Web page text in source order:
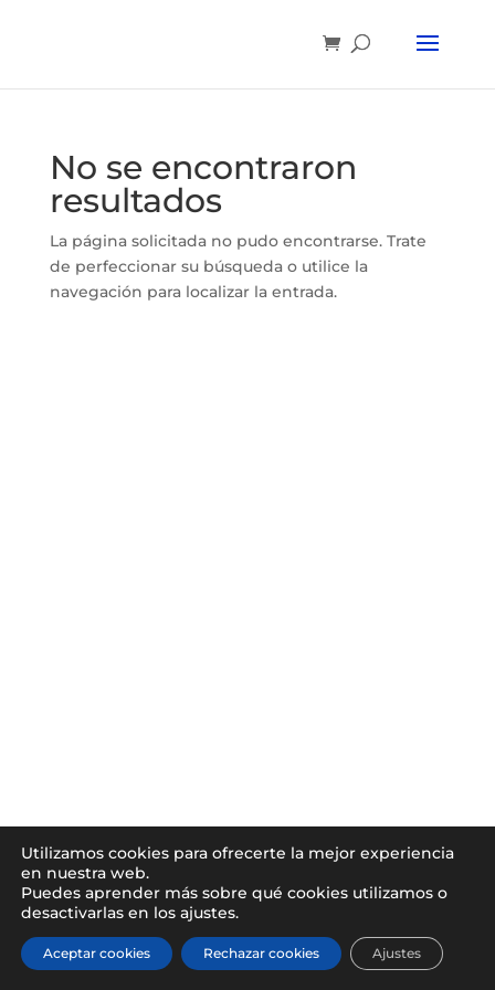
No se encontraron
resultados
La página solicitada no pudo encontrarse. Trate
de perfeccionar su búsqueda o utilice la
navegación para localizar la entrada.
Utilizamos cookies para ofrecerte la mejor experiencia
en nuestra web.
Puedes aprender más sobre qué cookies utilizamos o
desactivarlas en los ajustes.
Aceptar cookies Rechazar cookies Ajustes